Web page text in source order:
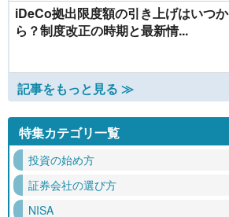
iDeCo拠出限度額の引き上げはいつか
ら？制度改正の時期と最新情...
記事をもっと見る ≫
特集カテゴリ一覧
投資の始め方
証券会社の選び方
NISA